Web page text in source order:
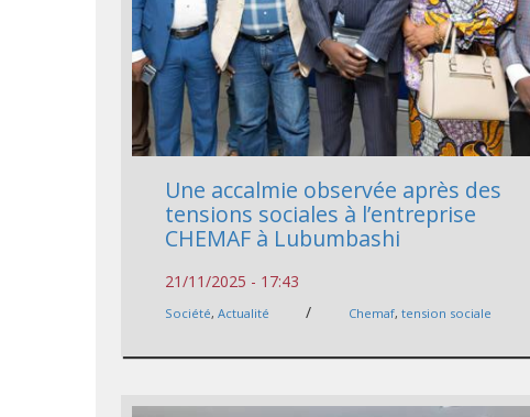
Une accalmie observée après des
tensions sociales à l’entreprise
CHEMAF à Lubumbashi
21/11/2025 - 17:43
Société,Actualité / Chemaf,tension sociale